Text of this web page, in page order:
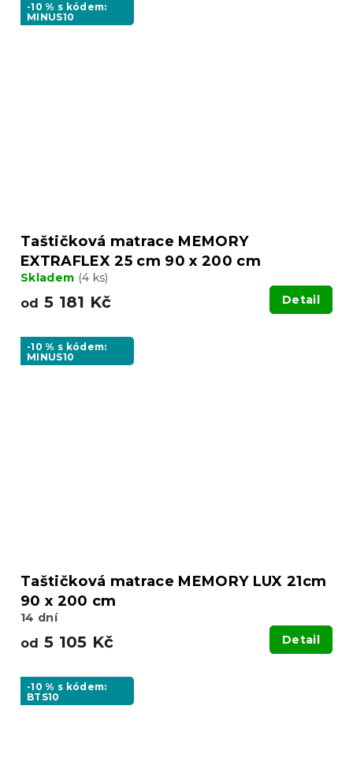
-10 % s kódem:
MINUS10
Taštičková matrace MEMORY
EXTRAFLEX 25 cm 90 x 200 cm
Skladem (4 ks)
od 5 181 Kč Detail
-10 % s kódem:
MINUS10
Taštičková matrace MEMORY LUX 21cm
90 x 200 cm
14 dní
od 5 105 Kč Detail
-10 % s kódem:
BTS10